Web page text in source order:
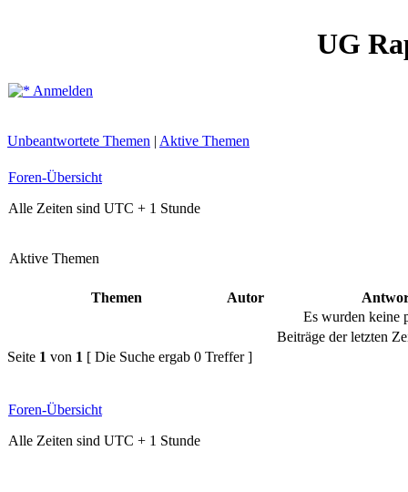
UG
Anmelden
Unbeantwortete Themen | Aktive Themen
Foren-Übersicht
Alle Zeiten sind UTC + 1 Stunde
Aktive Themen
Themen Autor
Es wurden keine
Beiträge der letzten
Seite 1 von 1 [ Die Suche ergab 0 Treffer ]
Foren-Übersicht
Alle Zeiten sind UTC + 1 Stunde